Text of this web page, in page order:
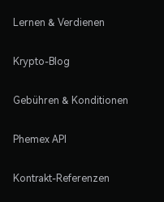
Lernen & Verdienen
Krypto-Blog
Gebühren & Konditionen
Phemex API
Kontrakt-Referenzen